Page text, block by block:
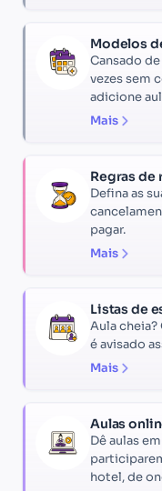
Modelos
Cansado
vezes sem
adicione
Mais
Regras de
Defina as
pagar.
Mais
Listas de
Aula
é avisado
Mais
Aulas
Dê aulas
hotel, de